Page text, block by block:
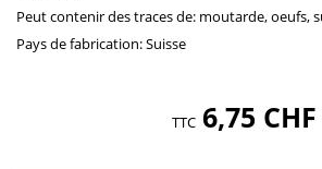
Peut contenir des traces de: moutarde, oeufs,
Pays de fabrication:Suisse
TTC 6,75 CHF